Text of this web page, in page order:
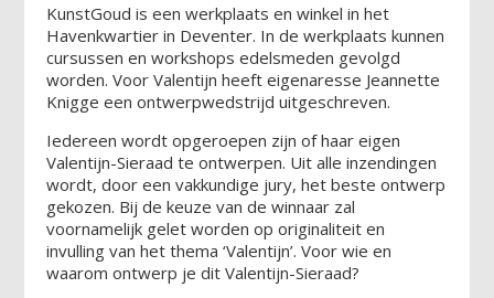
KunstGoud is een werkplaats en winkel in het
Havenkwartier in Deventer. In de werkplaats kunnen
cursussen en workshops edelsmeden gevolgd
worden. Voor Valentijn heeft eigenaresse Jeannette
Knigge een ontwerpwedstrijd uitgeschreven.
Iedereen wordt opgeroepen zijn of haar eigen
Valentijn-Sieraad te ontwerpen. Uit alle inzendingen
wordt, door een vakkundige jury, het beste ontwerp
gekozen. Bij de keuze van de winnaar zal
voornamelijk gelet worden op originaliteit en
invulling van het thema ‘Valentijn’. Voor wie en
waarom ontwerp je dit Valentijn-Sieraad?